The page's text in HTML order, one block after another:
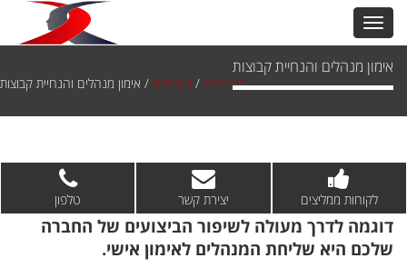
אימון מנהלים והנחיית קבוצות
דף הבית / מאמרים / אימון מנהלים והנחיית קבוצות
לקוחות ממליצים יצירת קשר טלפון
דוגמה לדרך מעולה לשיפור הביצועים של החברה
שלכם היא שליחת המנהלים לאימון אישי.